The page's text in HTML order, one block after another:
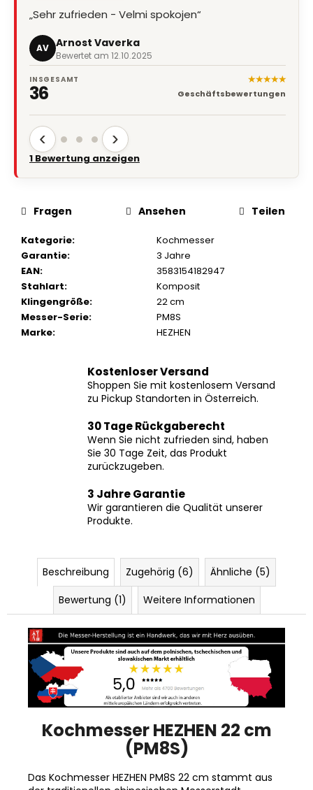
„Sehr zufrieden - Velmi spokojen“
AV Arnost Vaverka
Bewertet am 12.10.2025
36
★★★★★
‹ ›
Kategorie
Kochmesser
Garantie
3 Jahre
EAN:
3583154182947
Stahlart:
Komposit
Klingengröße
22 cm
HEZHEN
Fragen Ansehen
Kostenloser Versand
Shoppen Sie mit kostenlosem Versand
zu Pickup Standorten in Österreich.
30 Tage Rückgaberecht
Wenn Sie nicht zufrieden sind, haben
Sie 30 Tage Zeit, das Produkt
zurückzugeben.
3 Jahre Garantie
Beschreibung Zugehörig (6)
Ähnliche (5)
Bewertung (1)
Weitere Informationen
Kochmesser HEZHEN 22 cm
(PM8S)